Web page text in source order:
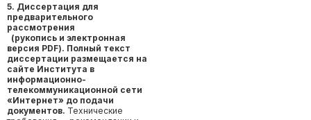
5. Диссертация для
предварительного
рассмотрения
(рукопись и электронная
версия PDF). Полный текст
диссертации размещается на
сайте Института в
информационно-
телекоммуникационной сети
«Интернет» до подачи
документов. Технические